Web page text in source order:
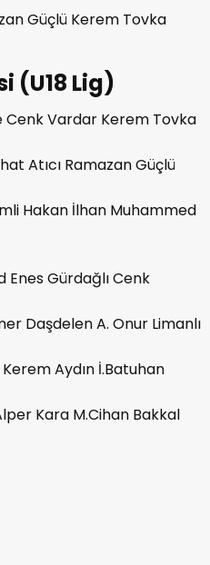
Güçlü Kerem Tovka
(U18 Lig)
Cenk Vardar Kerem Tovka
Atıcı Ramazan Güçlü
Hakan İlhan Muhammed
Enes Gürdağlı Cenk
Daşdelen A. Onur Limanlı
Aydın İ.Batuhan
Kara M.Cihan Bakkal